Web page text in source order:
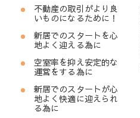
不動産の取引がより良
いものになるために！
新居でのスタートを心
地よく迎える為に
空室率を抑え安定的な
運営をする為に
新居でのスタートが心
地よく快適に迎えられ
る為に